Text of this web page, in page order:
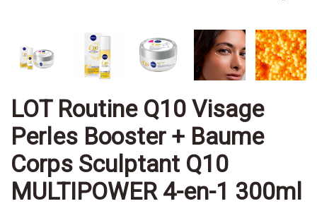
LOT Routine Q10 Visage
Perles Booster + Baume
Corps Sculptant Q10
MULTIPOWER 4-en-1 300ml